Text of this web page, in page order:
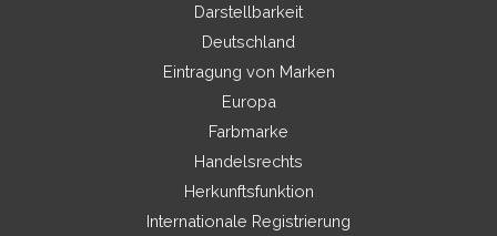
Darstellbarkeit
Deutschland
Eintragung von Marken
Europa
Farbmarke
Handelsrechts
Herkunftsfunktion
Internationale Registrierung